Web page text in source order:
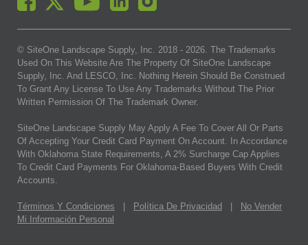
© SiteOne Landscape Supply, Inc. 2018 - 2026 . The Trademarks
Used On This Website Are The Property Of SiteOne Landscape
Supply, Inc. And LESCO, Inc. Nothing Herein Should Be Construed
To Grant Any License To Use Any Trademarks Without The Prior
Written Permission Of The Trademark Owner.
SiteOne Landscape Supply May Apply A Fee To Cover All Or Parts
Of Accepting Your Credit Card Payment On Account. In Accordance
With Oklahoma State Requirements, A 2% Surcharge Cap Applies
To Credit Card Payments For Oklahoma-Based Buyers With Credit
Accounts.
Términos Y Condiciones Política De Privacidad
No Vender
Mi Información Personal